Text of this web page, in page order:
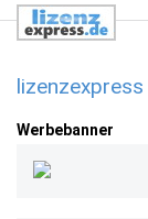
Werbebanner